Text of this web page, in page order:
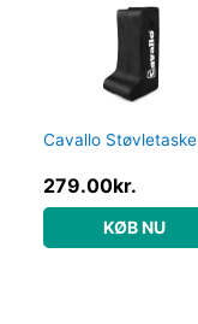
Cavallo Støvletaske
279.00kr.
KØB NU